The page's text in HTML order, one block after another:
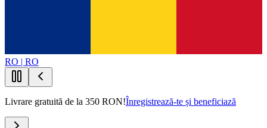
RO | RO
Livrare gratuită de la 350 RON!Înregistrează-te și beneficiază